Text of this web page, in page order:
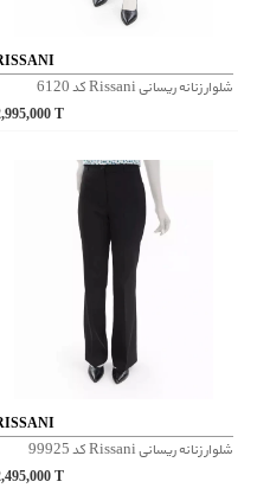
RISSANI
شلوار زنانه ریسانی Rissani کد 6120
2,995,000
RISSANI
شلوار زنانه ریسانی Rissani کد 99925
2,495,000